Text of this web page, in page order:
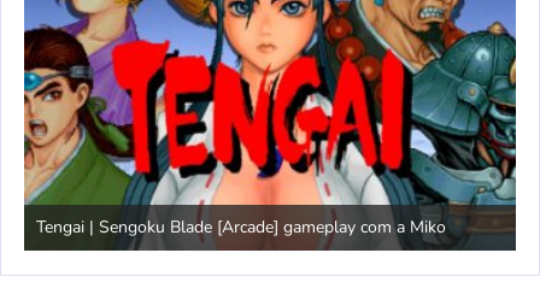
Tengai | Sengoku Blade [Arcade] gameplay com a Miko